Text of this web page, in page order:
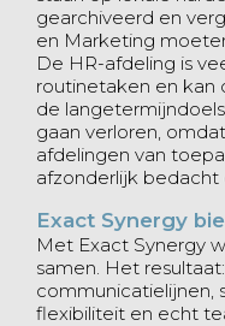
gearchiveerd en
en Marketing
De HR-afdeling is
routinetaken en kan
de
gaan verloren,
afdelingen van
afzonderlijk
Exact Synergy
Met Exact Synergy
samen. Het
communicatielijnen,
flexibiliteit en echt